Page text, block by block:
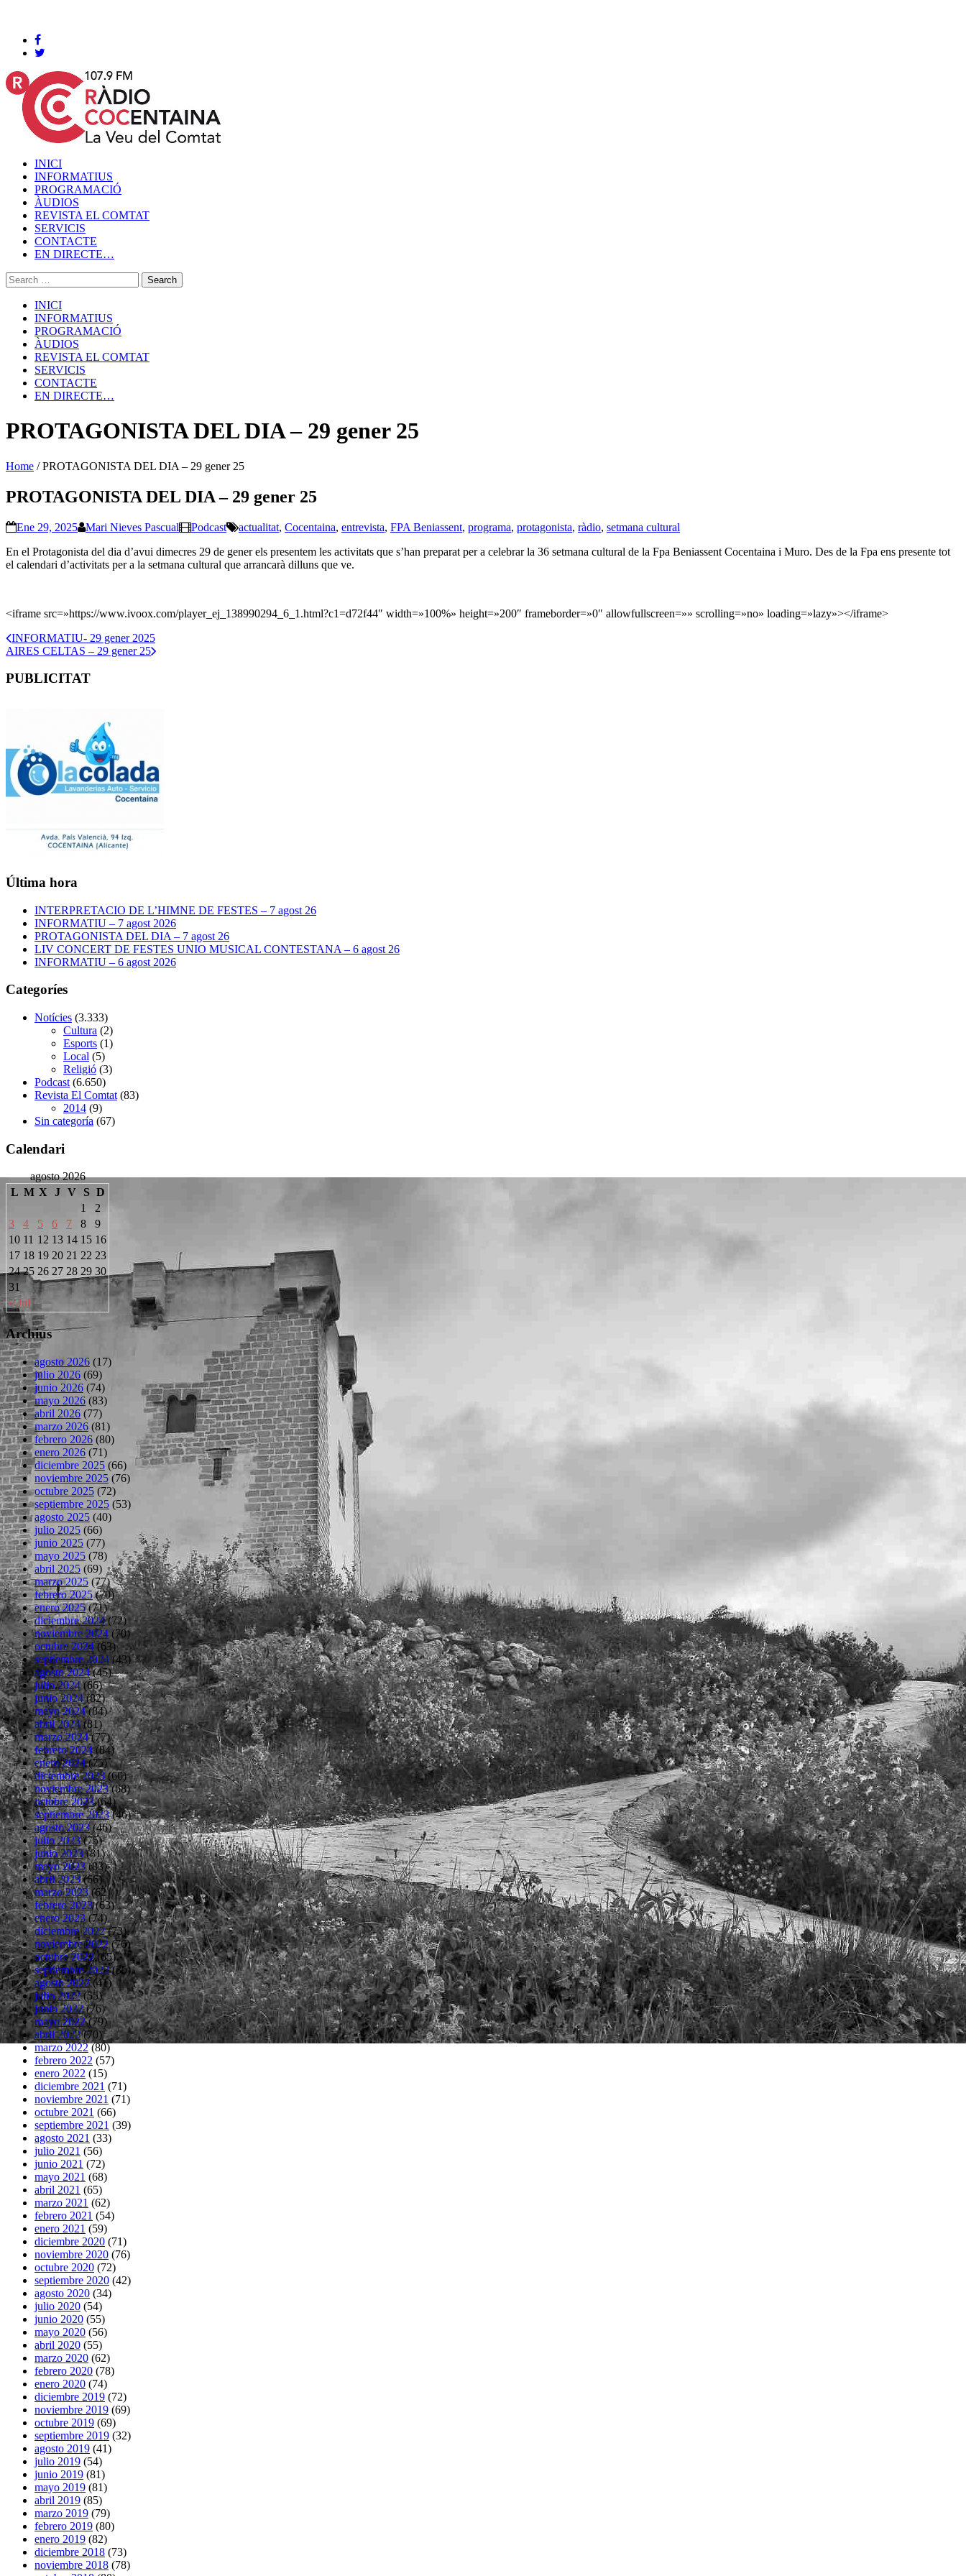
INICI
INFORMATIUS
PROGRAMACIÓ
ÀUDIOS
REVISTA EL COMTAT
SERVICIS
CONTACTE
EN DIRECTE…
INICI
INFORMATIUS
PROGRAMACIÓ
ÀUDIOS
REVISTA EL COMTAT
SERVICIS
CONTACTE
EN DIRECTE…
PROTAGONISTA DEL DIA – 29 gener 25
Home /PROTAGONISTA DEL DIA – 29 gener 25
PROTAGONISTA DEL DIA – 29 gener 25
Ene 29, 2025 Mari Nieves Pascual Podcast actualitat, Cocentaina, entrevista, FPA Beniassent, programa, protagonista, ràdio, setmana cultural
En el Protagonista del dia d’avui dimecres 29 de gener els presentem les activitats que s’han preparat per a celebrar la 36 setmana cultural de la Fpa Beniassent Cocentaina i Muro. Des de la Fpa ens presente tot
el calendari d’activitats per a la setmana cultural que arrancarà dilluns que ve.
<iframe src=»https://www.ivoox.com/player_ej_138990294_6_1.html?c1=d72f44″ width=»100%» height=»200″ frameborder=»0″ allowfullscreen=»» scrolling=»no» loading=»lazy»></iframe>
INFORMATIU- 29 gener 2025
AIRES CELTAS – 29 gener 25
PUBLICITAT
Última hora
INTERPRETACIO DE L’HIMNE DE FESTES – 7 agost 26
INFORMATIU – 7 agost 2026
PROTAGONISTA DEL DIA – 7 agost 26
LIV CONCERT DE FESTES UNIO MUSICAL CONTESTANA – 6 agost 26
INFORMATIU – 6 agost 2026
Categoríes
Notícies (3.333)
Cultura (2)
Esports (1)
Local (5)
Religió (3)
Podcast (6.650)
Revista El Comtat (83)
2014 (9)
Sin categoría (67)
Calendari
agosto 2026
L M X J V S D
« Jul
1
2
3
4 5 6 7 8
9
10 11 12 13 14 15 16
17 18 19 20 21 22 23
24 25 26 27 28 29 30
31
Archius
agosto 2026 (17)
julio 2026 (69)
junio 2026 (74)
mayo 2026 (83)
abril 2026 (77)
marzo 2026 (81)
febrero 2026 (80)
enero 2026 (71)
diciembre 2025 (66)
noviembre 2025 (76)
octubre 2025 (72)
septiembre 2025 (53)
agosto 2025 (40)
julio 2025 (66)
junio 2025 (77)
mayo 2025 (78)
abril 2025 (69)
marzo 2025 (77)
febrero 2025(70)
enero 2025(71)
diciembre 2024(72)
noviembre 2024 (70)
octubre 2024(63)
septiembre 2024 (43)
agosto 2024(45)
julio 2024(66)
junio 2024(82)
mayo 2024(84)
abril 2024(81)
marzo 2024(77)
febrero 2024(84)
enero 2024(75)
diciembre 2023(66)
noviembre 2023(68)
octubre 2023(64)
septiembre 2023(46)
agosto 2023(46)
julio 2023(75)
junio 2023(81)
mayo 2023(83)
abril 2023(66)
marzo 2023(62)
febrero 2023(63)
enero 2023(74)
diciembre 2022(73)
noviembre 2022(76)
octubre 2022(65)
septiembre 2022(35)
agosto 2022(41)
julio 2022(55)
junio 2022(76)
mayo 2022(79)
abril 2022(70)
marzo 2022(80)
febrero 2022 (57)
enero 2022 (15)
diciembre 2021 (71)
noviembre 2021 (71)
octubre 2021 (66)
septiembre 2021 (39)
agosto 2021 (33)
julio 2021 (56)
junio 2021 (72)
mayo 2021 (68)
abril 2021 (65)
marzo 2021 (62)
febrero 2021 (54)
enero 2021 (59)
diciembre 2020 (71)
noviembre 2020 (76)
octubre 2020 (72)
septiembre 2020 (42)
agosto 2020 (34)
julio 2020 (54)
junio 2020 (55)
mayo 2020 (56)
abril 2020 (55)
marzo 2020 (62)
febrero 2020 (78)
enero 2020 (74)
diciembre 2019 (72)
noviembre 2019 (69)
octubre 2019 (69)
septiembre 2019 (32)
agosto 2019 (41)
julio 2019 (54)
junio 2019 (81)
mayo 2019 (81)
abril 2019 (85)
marzo 2019 (79)
febrero 2019 (80)
enero 2019 (82)
diciembre 2018 (73)
noviembre 2018 (78)